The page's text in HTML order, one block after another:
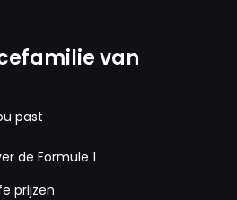
van
past
de Formule 1
prijzen